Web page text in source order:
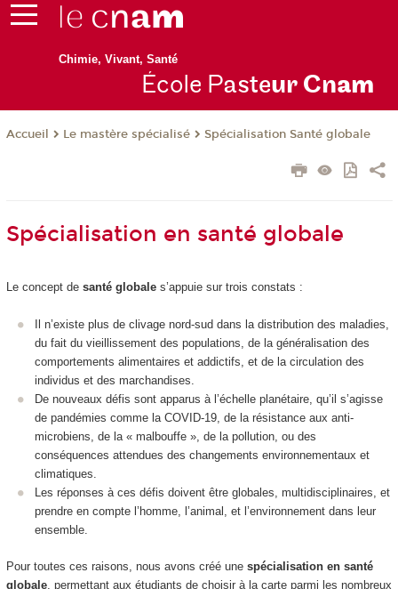
Chimie, Vivant, Santé
École Pasteur Cnam
Accueil Le mastère spécialisé Spécialisation Santé globale
Spécialisation en santé globale
Le concept de santé globales’appuie sur trois constats :
Il n’existe plus de clivage nord-sud dans la distribution des maladies,
du fait du vieillissement des populations, de la généralisation des
comportements alimentaires et addictifs, et de la circulation des
individus et des marchandises.
De nouveaux défis sont apparus à l’échelle planétaire, qu’il s’agisse
de pandémies comme la COVID-19, de la résistance aux anti-
microbiens, de la « malbouffe », de la pollution, ou des
conséquences attendues des changements environnementaux et
climatiques.
Les réponses à ces défis doivent être globales, multidisciplinaires, et
prendre en compte l’homme, l’animal, et l’environnement dans leur
ensemble.
Pour toutes ces raisons, nous avons créé une spécialisation en santé
globale, permettant aux étudiants de choisir à la carte parmi les nombreux